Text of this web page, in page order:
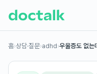
홈›상담·질문›adhd›우울증도 없